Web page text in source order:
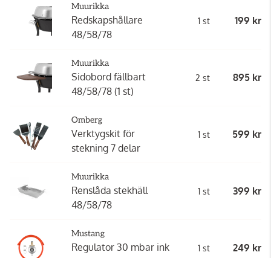
Muurikka
Redskapshållare
48/58/78
1 st 199 kr
Muurikka
Sidobord fällbart
48/58/78 (1 st)
2 st 895 kr
Omberg
Verktygskit för
stekning 7 delar
1 st 599 kr
Muurikka
Renslåda stekhäll
48/58/78
1 st 399 kr
Mustang
Regulator 30 mbar ink
1 st 249 kr